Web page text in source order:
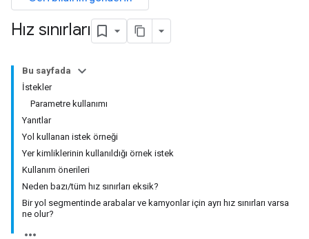
Hız sınırları
Bu sayfada
İstekler
Parametre kullanımı
Yanıtlar
Yol kullanan istek örneği
Yer kimliklerinin kullanıldığı örnek istek
Kullanım önerileri
Neden bazı/tüm hız sınırları eksik?
Bir yol segmentinde arabalar ve kamyonlar için ayrı hız sınırları varsa
ne olur?